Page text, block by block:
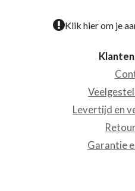
Klik hier om je
Levertijd en
Garantie